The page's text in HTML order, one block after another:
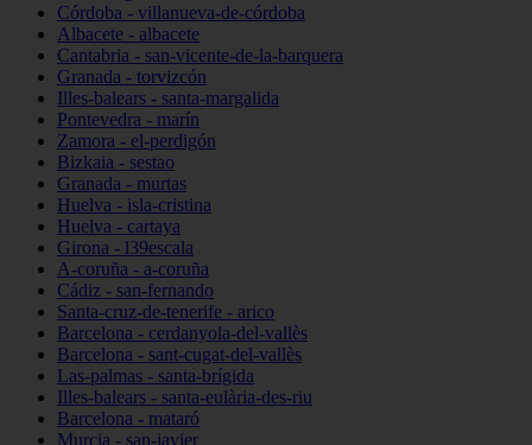
Córdoba - villanueva-de-córdoba
Albacete - albacete
Cantabria - san-vicente-de-la-barquera
Granada - torvizcón
Illes-balears - santa-margalida
Pontevedra - marín
Zamora - el-perdigón
Bizkaia - sestao
Granada - murtas
Huelva - isla-cristina
Huelva - cartaya
Girona - l39escala
A-coruña - a-coruña
Cádiz - san-fernando
Santa-cruz-de-tenerife - arico
Barcelona - cerdanyola-del-vallès
Barcelona - sant-cugat-del-vallès
Las-palmas - santa-brígida
Illes-balears - santa-eulària-des-riu
Barcelona - mataró
Murcia - san-javier